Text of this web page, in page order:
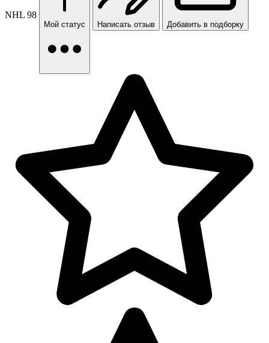
NHL 98
Мой статус Написать отзыв Добавить в подборку